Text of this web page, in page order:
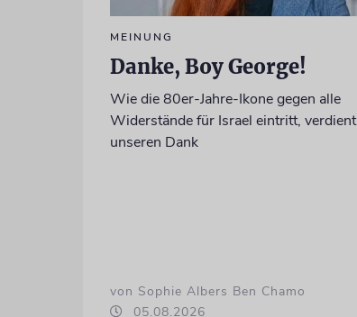
MEINUNG
Danke, Boy George!
Wie die 80er-Jahre-Ikone gegen alle
Widerstände für Israel eintritt, verdient
unseren Dank
von Sophie Albers Ben Chamo
05.08.2026